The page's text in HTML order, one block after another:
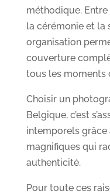
méthodique.
la cérémonie et la
organisation
couverture
tous les moments
Choisir un
Belgique, c’est
intemporels grâce
magnifiques qui
authenticité.
Pour toute ces